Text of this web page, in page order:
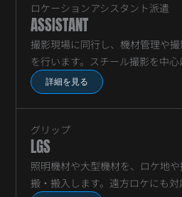
ロケーションアシスタント派遣
ASSISTANT
撮影現場に同行し、機材管理や
を行います。スチール撮影を中心
詳細を見る
グリップ
LGS
照明機材や大型機材を、ロケ地
搬・搬入します。遠方ロケにも対